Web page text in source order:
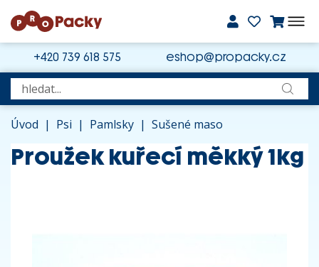
+420 739 618 575 eshop@propacky.cz
Úvod | Psi | Pamlsky | Sušené maso
Proužek kuřecí měkký 1kg